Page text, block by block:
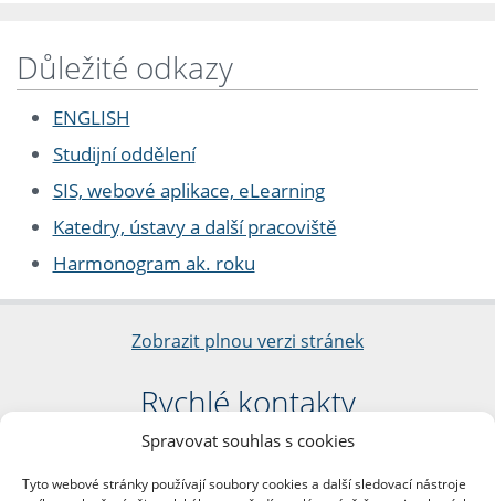
Spravovat souhlas s cookies
Tyto webové stránky používají soubory cookies a další sledovací nástroje
Důležité odkazy
ENGLISH
Studijní oddělení
SIS, webové aplikace, eLearning
Katedry, ústavy a další pracoviště
Harmonogram ak. roku
Zobrazit plnou verzi stránek
Rychlé kontakty
Filozofická fakulta
nám. Jana Palacha 1/2